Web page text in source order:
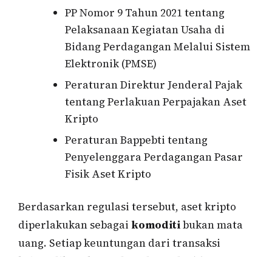
PP Nomor 9 Tahun 2021 tentang
Pelaksanaan Kegiatan Usaha di
Bidang Perdagangan Melalui Sistem
Elektronik (PMSE)
Peraturan Direktur Jenderal Pajak
tentang Perlakuan Perpajakan Aset
Kripto
Peraturan Bappebti tentang
Penyelenggara Perdagangan Pasar
Fisik Aset Kripto
Berdasarkan regulasi tersebut, aset kripto
diperlakukan sebagai komoditibukan mata
uang. Setiap keuntungan dari transaksi